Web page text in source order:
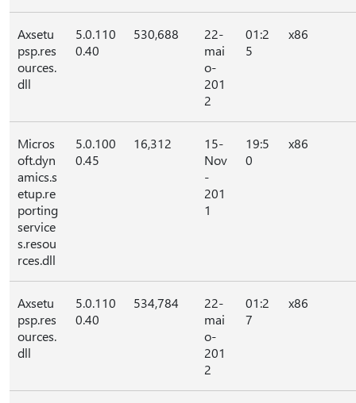
Axsetu
psp.res
ources.
dll
5.0.110
0.40
530,688
22-
mai
o-
201
2
01:2
5
x86
Micros
oft.dyn
amics.s
etup.re
porting
service
s.resou
rces.dll
5.0.100
0.45
16,312
15-
Nov
-
201
1
19:5
0
x86
Axsetu
psp.res
ources.
dll
5.0.110
0.40
534,784
22-
mai
o-
201
2
01:2
7
x86